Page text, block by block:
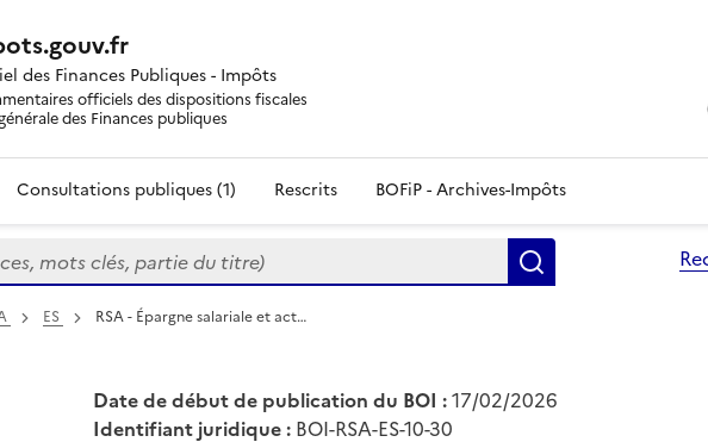
des Finances Publiques - Impôts
officiels des dispositions fiscales
des Finances publiques
Consultations publiques (1) Rescrits BOFiP - Archives-Impôts
mots clés, partie du titre)
ES RSA - Épargne salariale et act…
Date de début de publication du BOI :17/02/2026
Identifiant juridique : BOI-RSA-ES-10-30